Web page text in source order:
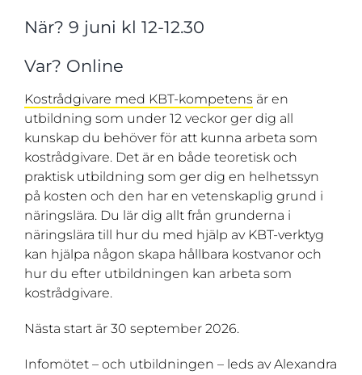
När? 9 juni kl 12-12.30
Var? Online
Kostrådgivare med KBT-kompetens är en
utbildning som under 12 veckor ger dig all
kunskap du behöver för att kunna arbeta som
kostrådgivare. Det är en både teoretisk och
praktisk utbildning som ger dig en helhetssyn
på kosten och den har en vetenskaplig grund i
näringslära. Du lär dig allt från grunderna i
näringslära till hur du med hjälp av KBT-verktyg
kan hjälpa någon skapa hållbara kostvanor och
hur du efter utbildningen kan arbeta som
kostrådgivare.
Nästa start är 30 september 2026.
Infomötet – och utbildningen – leds av Alexandra